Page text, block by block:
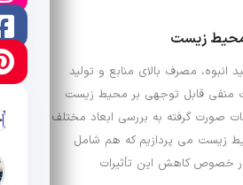
محیط زیست
انبوه، مصرف بالای منابع و تولید
منفی قابل توجهی بر محیط زیست
صورت گرفته به بررسی ابعاد مختلف
زیست می پردازیم که هم شامل
خصوص کاهش این تأثیرات